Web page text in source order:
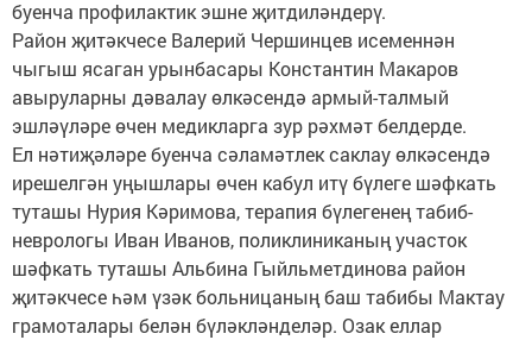
буенча профилактик эшне җитдиләндерү.
Район җитәкчесе Валерий Чершинцев исеменнән
чыгыш ясаган урынбасары Константин Макаров
авыруларны дәвалау өлкәсендә армый-талмый
эшләүләре өчен медикларга зур рәхмәт белдерде.
Ел нәтиҗәләре буенча сәламәтлек саклау өлкәсендә
ирешелгән уңышлары өчен кабул итү бүлеге шәфкать
туташы Нурия Кәримова, терапия бүлегенең табиб-
неврологы Иван Иванов, поликлиниканың участок
шәфкать туташы Альбина Гыйльметдинова район
җитәкчесе һәм үзәк больницаның баш табибы Мактау
грамоталары белән бүләкләнделәр. Озак еллар